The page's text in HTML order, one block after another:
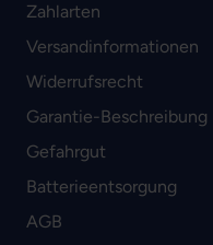
Zahlarten
Versandinformationen
Widerrufsrecht
Garantie-Beschreibung
Gefahrgut
Batterieentsorgung
AGB